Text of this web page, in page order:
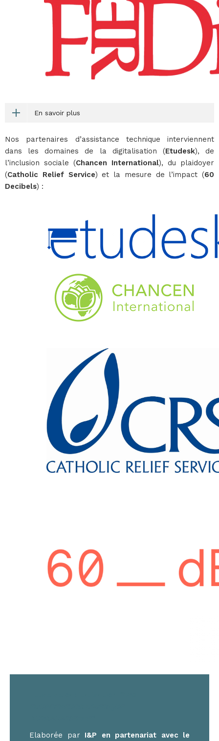
En savoir plus
Nos partenaires d’assistance technique interviennent
dans les domaines de la digitalisation (Etudesk), de
l’inclusion sociale (Chancen International), du plaidoyer
(Catholic Relief Service) et la mesure de l’impact (60
Decibels) :
Elaborée par I&P en partenariat avec le